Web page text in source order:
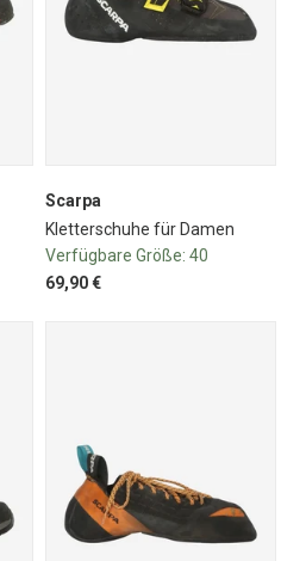
Scarpa
Kletterschuhe für Damen
Verfügbare Größe: 40
69,90 €